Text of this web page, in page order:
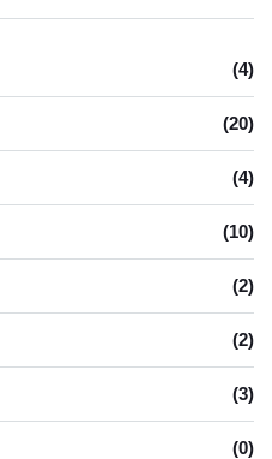
(4)
(20)
(4)
(10)
(2)
(2)
(3)
(0)